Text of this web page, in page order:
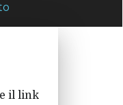
il link